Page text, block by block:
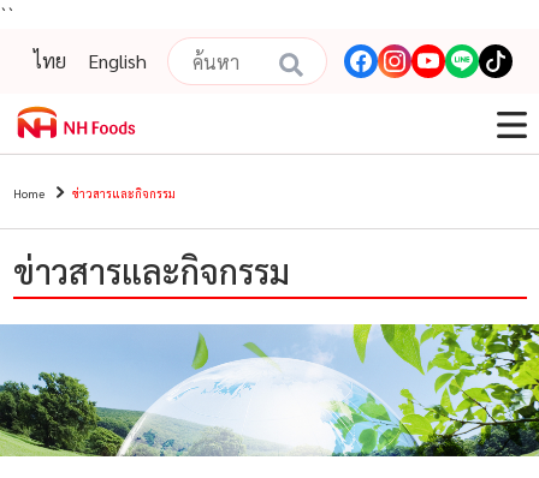
``
ไทย
English
Home ข่าวสารและกิจกรรม
ข่าวสารและกิจกรรม